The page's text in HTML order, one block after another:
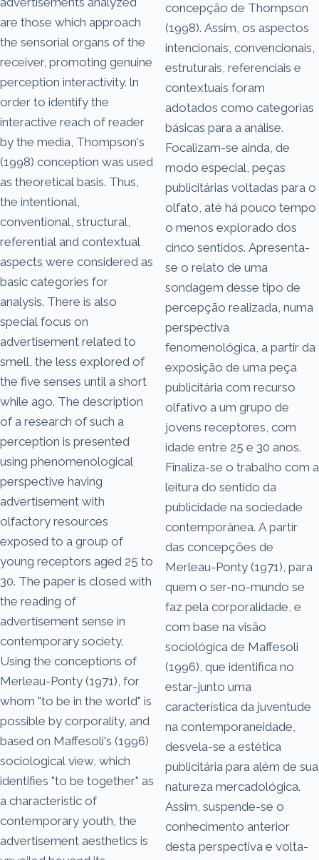
are those which approach
the sensorial organs of the
receiver, promoting genuine
perception interactivity. ln
order to identify the
interactive reach of reader
by the media, Thompson's
(1998) conception was used
as theoretical basis. Thus,
the intentional,
conventional, structural,
referential and contextual
aspects were considered as
basic categories for
analysis. There is also
special focus on
advertisement related to
smell, the less explored of
the five senses until a short
while ago. The description
of a research of such a
perception is presented
using phenomenological
perspective having
advertisement with
olfactory resources
exposed to a group of
young receptors aged 25 to
30. The paper is closed with
the reading of
advertisement sense in
contemporary society.
Using the conceptions of
Merleau-Ponty (1971), for
whom "to be in the world" is
possible by corporality, and
based on Maffesoli's (1996)
sociological view, which
identifies "to be together" as
a characteristic of
contemporary youth, the
advertisement aesthetics is
concepção de Thompson
(1998). Assim, os aspectos
intencionais, convencionais,
estruturais, referenciais e
contextuais foram
adotados como categorias
básicas para a análise.
Focalizam-se ainda, de
modo especial, peças
publicitárias voltadas para o
olfato, até há pouco tempo
o menos explorado dos
cinco sentidos. Apresenta-
se o relato de uma
sondagem desse tipo de
percepção realizada, numa
perspectiva
fenomenológica, a partir da
exposição de uma peça
publicitária com recurso
olfativo a um grupo de
jovens receptores, com
idade entre 25 e 30 anos.
Finaliza-se o trabalho com a
leitura do sentido da
publicidade na sociedade
contemporânea. A partir
das concepções de
Merleau-Ponty (1971), para
quem o ser-no-mundo se
faz pela corporalidade, e
com base na visão
sociológica de Maffesoli
(1996), que identifica no
estar-junto uma
característica da juventude
na contemporaneidade,
desvela-se a estética
publicitária para além de sua
natureza mercadológica.
Assim, suspende-se o
conhecimento anterior
desta perspectiva e volta-